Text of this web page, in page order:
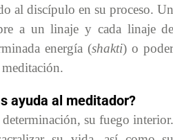
al discípulo en su proceso.
a un linaje y cada linaje
energía (shakti) o
ayuda al meditador?
determinación, su fuego